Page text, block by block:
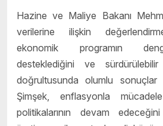
Hazine ve Maliye Bakanı
verilerine ilişkin
ekonomik programın
desteklediğini ve
doğrultusunda olumlu
Şimşek, enflasyonla
politikalarının devam edeceğini